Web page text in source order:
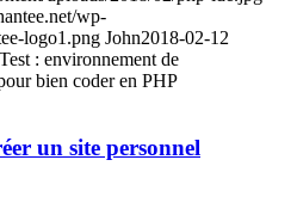
wp-
logo1.png John2018-02-12
Test : environnement de
bien coder en PHP
un site personnel